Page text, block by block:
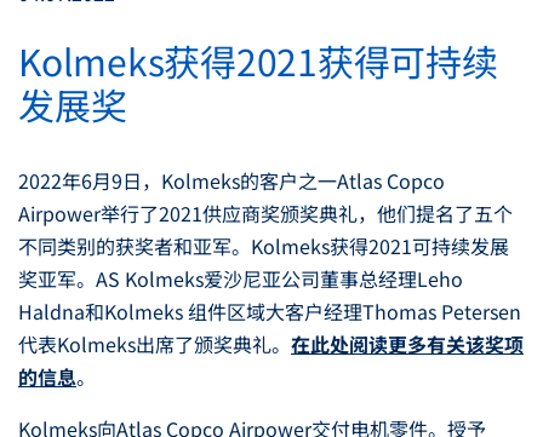
Kolmeks获得2021获得可持续
发展奖
2022年6月9日，Kolmeks的客户之一Atlas Copco
Airpower举行了2021供应商奖颁奖典礼，他们提名了五个
不同类别的获奖者和亚军。Kolmeks获得2021可持续发展
奖亚军。AS Kolmeks爱沙尼亚公司董事总经理Leho
Haldna和Kolmeks 组件区域大客户经理Thomas Petersen
代表Kolmeks出席了颁奖典礼。 在此处阅读更多有关该奖项
的信息。
Kolmeks向Atlas Copco Airpower交付电机零件。授予